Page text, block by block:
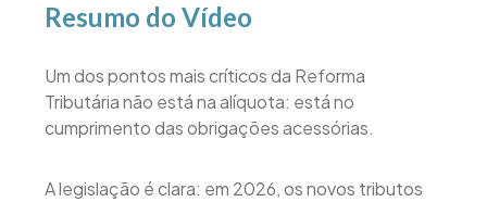
Resumo do Vídeo
Um dos pontos mais críticos da Reforma
Tributária não está na alíquota: está no
cumprimento das obrigações acessórias.
A legislação é clara: em 2026, os novos tributos